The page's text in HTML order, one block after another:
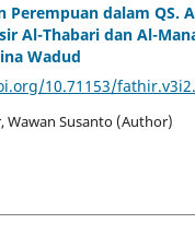
Perempuan dalam QS.
Al-Thabari dan Al-
Wadud
10.71153/
Wawan Susanto (Author)